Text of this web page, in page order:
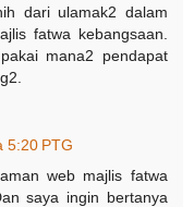
dari ulamak2 dalam
fatwa kebangsaan.
mana2 pendapat
5:20 PTG
web majlis fatwa
saya ingin bertanya